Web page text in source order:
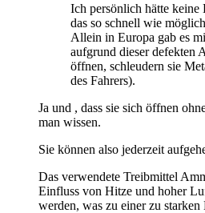
Ich persönlich hätte keine
das so schnell wie
Allein in Europa gab es
aufgrund dieser defekten
öffnen, schleudern sie
des Fahrers).
Ja und , dass sie sich öffnen
man wissen.
Sie können also jederzeit
Das verwendete Treibmittel
Einfluss von Hitze und hoher
werden, was zu einer zu